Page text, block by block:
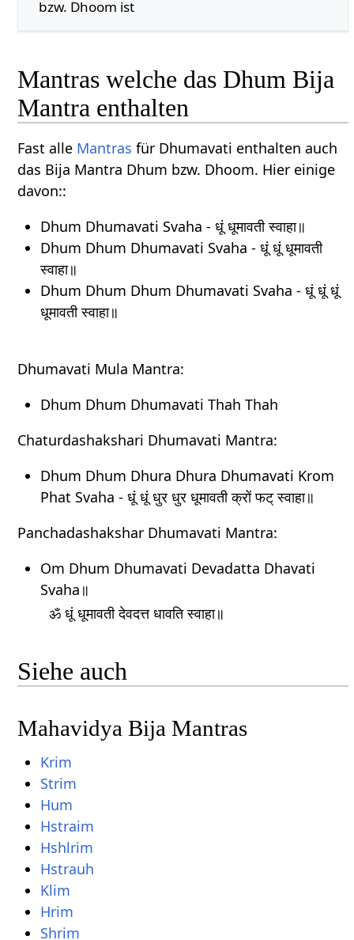
bzw. Dhoom ist
Mantras welche das Dhum Bija
Mantra enthalten
Fast alle Mantras für Dhumavati enthalten auch
das Bija Mantra Dhum bzw. Dhoom. Hier einige
davon::
Dhum Dhumavati Svaha - धूं धूमावती स्वाहा॥
Dhum Dhum Dhumavati Svaha - धूं धूं धूमावती
स्वाहा॥
Dhum Dhum Dhum Dhumavati Svaha - धूं धूं धूं
धूमावती स्वाहा॥
Dhumavati Mula Mantra:
Dhum Dhum Dhumavati Thah Thah
Chaturdashakshari Dhumavati Mantra:
Dhum Dhum Dhura Dhura Dhumavati Krom
Phat Svaha - धूं धूं धुर धुर धूमावती क्रों फट् स्वाहा॥
Panchadashakshar Dhumavati Mantra:
Om Dhum Dhumavati Devadatta Dhavati
Svaha॥
ॐ धूं धूमावती देवदत्त धावति स्वाहा॥
Siehe auch
Mahavidya Bija Mantras
Krim
Strim
Hum
Hstraim
Hshlrim
Hstrauh
Klim
Hrim
Shrim